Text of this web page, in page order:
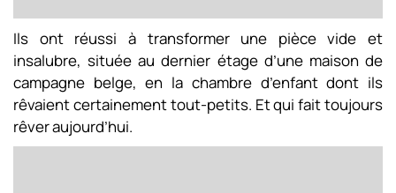
Ils ont réussi à transformer une pièce vide et
insalubre, située au dernier étage d’une maison de
campagne belge, en la chambre d’enfant dont ils
rêvaient certainement tout-petits. Et qui fait toujours
rêver aujourd’hui.